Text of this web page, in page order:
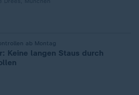
ab Montag
Keine langen Staus durch